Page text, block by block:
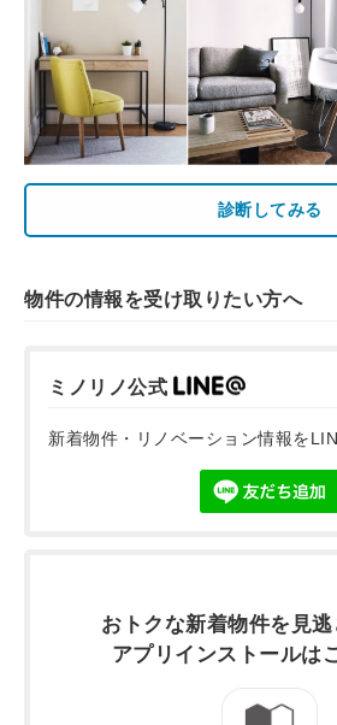
診断してみる
物件の情報を受け取りたい方へ
ミノリノ公式
新着物件・リノベーション情報を
おトクな新着物件を 見
アプリインストールは